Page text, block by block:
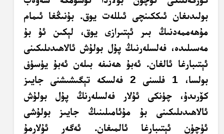
بولىدىغانئىككىنچىئىللەت يوق. بۇنىڭغا ئىمام
مۇھەممەدنىڭ بىر ئېتىرازى يوق، لېكىن ئۇ بۇ
مەسىلىدە، فەلسلەرنىڭ پۇل بولۇش ئالاھىدىلىكىنى
ئېتىبارغا ئالغان. ئەبۇ ھەنىفە بىلەن ئەبۇ يۈسۈف
بولسا، 1 فلسنى 2 فەلسكە تېگىشىشنى جايىز
كۆرىدۇ، چۈنكى ئۇلار فەلسلەرنڭ پۇل بولۇش
ئالاھىدىلىكىنى بۇ مۇئامىلىنىڭ جايىز بولۇشى
ئۈچۈن ئېتىبارغا ئالمىغان. ئەگەر ئۇلارمۇ